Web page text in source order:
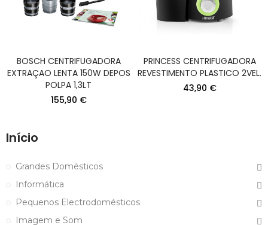
BOSCH CENTRIFUGADORA
EXTRAÇAO LENTA 150W DEPOS
POLPA 1,3LT
155,90 €
PRINCESS CENTRIFUGADORA
REVESTIMENTO PLASTICO 2VEL.
43,90 €
Início
Grandes Domésticos
Informática
Pequenos Electrodomésticos
Imagem e Som